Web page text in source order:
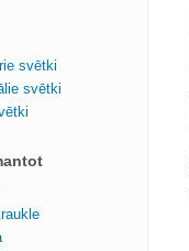
svētki
svētki